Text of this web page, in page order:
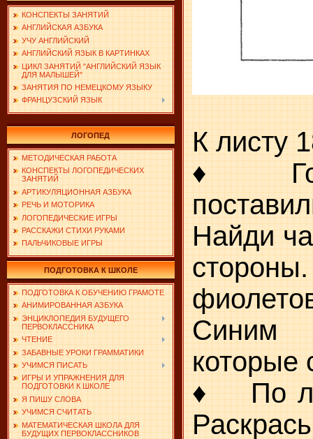
КОНСПЕКТЫ ЗАНЯТИЙ
АНГЛИЙСКАЯ АЗБУКА
УЧУ АНГЛИЙСКИЙ
АНГЛИЙСКИЙ ЯЗЫК В КАРТИНКАХ
ЦИКЛ ЗАНЯТИЙ "АНГЛИЙСКИЙ ЯЗЫК
ДЛЯ МАЛЫШЕЙ"
ЗАНЯТИЯ ПО НЕМЕЦКОМУ ЯЗЫКУ
ФРАНЦУЗСКИЙ ЯЗЫК
ЛОГОПЕД
МЕТОДИЧЕСКАЯ РАБОТА
КОНСПЕКТЫ ЛОГОПЕДИЧЕСКИХ
ЗАНЯТИЙ
АРТИКУЛЯЦИОННАЯ АЗБУКА
РЕЧЬ И МОТОРИКА
ЛОГОПЕДИЧЕСКИЕ ИГРЫ
РАССКАЖИ СТИХИ РУКАМИ
ПАЛЬЧИКОВЫЕ ИГРЫ
ПОДГОТОВКА К ШКОЛЕ
ПОДГОТОВКА К ОБУЧЕНИЮ ГРАМОТЕ
АНИМИРОВАННАЯ АЗБУКА
ЭНЦИКЛОПЕДИЯ БУДУЩЕГО
ПЕРВОКЛАССНИКА
ЧТЕНИЕ
ЗАБАВНЫЕ УРОКИ ГРАММАТИКИ
УЧИМСЯ ПИСАТЬ
ИГРЫ И УПРАЖНЕНИЯ ДЛЯ
ПОДГОТОВКИ К ШКОЛЕ
Я ПИШУ СЛОВА
УЧИМСЯ СЧИТАТЬ
МАТЕМАТИЧЕСКАЯ ШКОЛА ДЛЯ
БУДУЩИХ ПЕРВОКЛАССНИКОВ
К листу
♦
Найди
Синим
которые
♦ По